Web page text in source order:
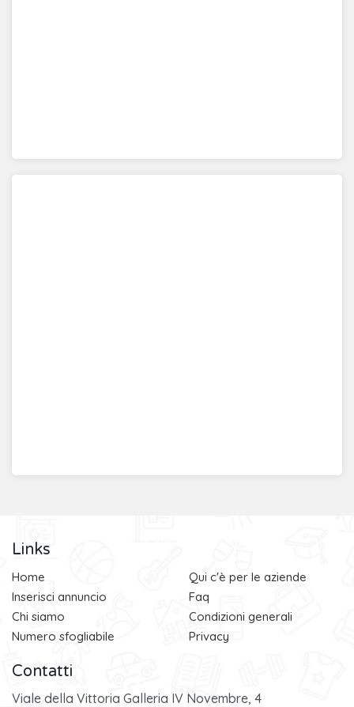
Links
Home
Inserisci annuncio
Chi siamo
Numero sfogliabile
Qui c'è per le aziende
Faq
Condizioni generali
Privacy
Contatti
Viale della Vittoria Galleria IV Novembre, 4